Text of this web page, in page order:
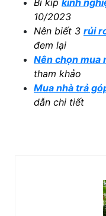
10/2023
Nên biết 3 rủi
đem lại
Nên chọn mua
tham khảo
Mua nhà trả
dẫn chi tiết